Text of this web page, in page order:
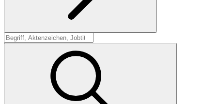
Suche